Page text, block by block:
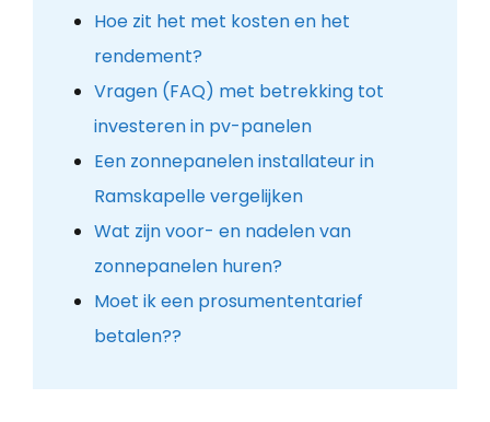
Hoe zit het met kosten en het
rendement?
Vragen (FAQ) met betrekking tot
investeren in pv-panelen
Een zonnepanelen installateur in
Ramskapelle vergelijken
Wat zijn voor- en nadelen van
zonnepanelen huren?
Moet ik een prosumententarief
betalen??